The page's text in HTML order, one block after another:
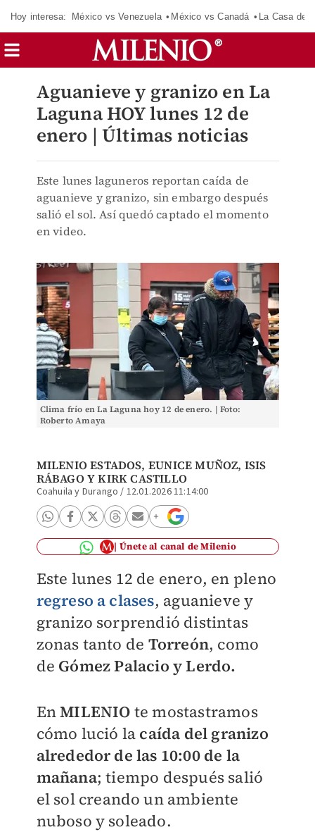
Hoy interesa: México vs Venezuela México vs Canadá La Casa de
Aguanieve y granizo en La
Laguna HOY lunes 12 de
enero | Últimas noticias
Este lunes laguneros reportan caída de
aguanieve y granizo, sin embargo después
salió el sol. Así quedó captado el momento
en video.
Clima frío en La Laguna hoy 12 de enero. | Foto:
Roberto Amaya
MILENIO ESTADOS, EUNICE MUÑOZ, ISIS
RÁBAGOY KIRK CASTILLO
Coahuila y Durango / 12.01.2026 11:14:00
Únete al canal de Milenio
Este lunes 12 de enero, en pleno
regreso a clases, aguanieve y
granizo sorprendió distintas
zonas tanto de Torreón, como
de Gómez Palacio y Lerdo.
EnMILENIO te mostastramos
cómo lució la caída del granizo
alrededor de las 10:00 de la
mañana; tiempo después salió
el sol creando un ambiente
nuboso y soleado.